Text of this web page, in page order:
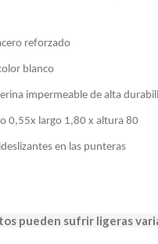
reforzado
blanco
impermeable de alta
0,55x largo 1,80 x altura 80
en las punteras
pueden sufrir ligeras